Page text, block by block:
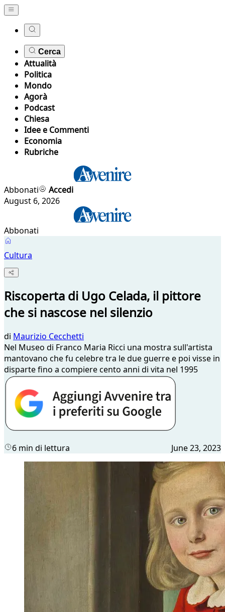
Cerca
Attualità
Politica
Mondo
Agorà
Podcast
Chiesa
Idee e Commenti
Economia
Rubriche
Abbonati
Accedi
August 6, 2026
Abbonati
Cultura
Riscoperta di Ugo Celada, il pittore
che si nascose nel silenzio
di Maurizio Cecchetti
Nel Museo di Franco Maria Ricci una mostra sull'artista
mantovano che fu celebre tra le due guerre e poi visse in
disparte fino a compiere cento anni di vita nel 1995
6 min di lettura June 23, 2023